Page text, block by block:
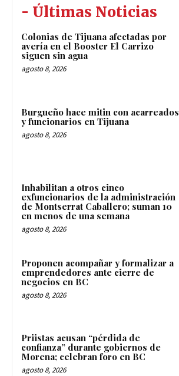
- Últimas Noticias
Colonias de Tijuana afectadas por
avería en el Booster El Carrizo
siguen sin agua
agosto 8, 2026
Burgueño hace mitin con acarreados
y funcionarios en Tijuana
agosto 8, 2026
Inhabilitan a otros cinco
exfuncionarios de la administración
de Montserrat Caballero; suman 10
en menos de una semana
agosto 8, 2026
Proponen acompañar y formalizar a
emprendedores ante cierre de
negocios en BC
agosto 8, 2026
Priistas acusan “pérdida de
confianza” durante gobiernos de
Morena; celebran foro en BC
agosto 8, 2026